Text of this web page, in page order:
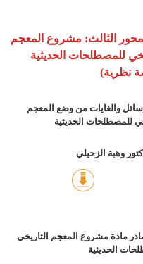
الثالث: مشروع المعجم
للمصطلحات الحديثية
نظرية)
والغايات من وضع المعجم
للمصطلحات الحديثية
وهبة الزحيلي
مادة مشروع المعجم التاريخي
الحديثية